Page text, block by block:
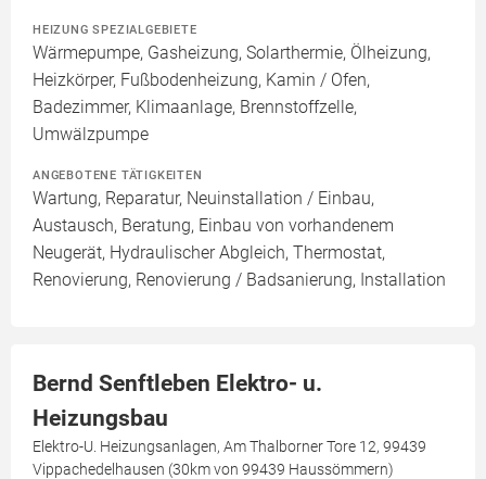
HEIZUNG SPEZIALGEBIETE
Wärmepumpe, Gasheizung, Solarthermie, Ölheizung,
Heizkörper, Fußbodenheizung, Kamin / Ofen,
Badezimmer, Klimaanlage, Brennstoffzelle,
Umwälzpumpe
ANGEBOTENE TÄTIGKEITEN
Wartung, Reparatur, Neuinstallation / Einbau,
Austausch, Beratung, Einbau von vorhandenem
Neugerät, Hydraulischer Abgleich, Thermostat,
Renovierung, Renovierung / Badsanierung, Installation
Bernd Senftleben Elektro- u.
Heizungsbau
Elektro-U. Heizungsanlagen, Am Thalborner Tore 12, 99439
Vippachedelhausen (30km von 99439 Haussömmern)